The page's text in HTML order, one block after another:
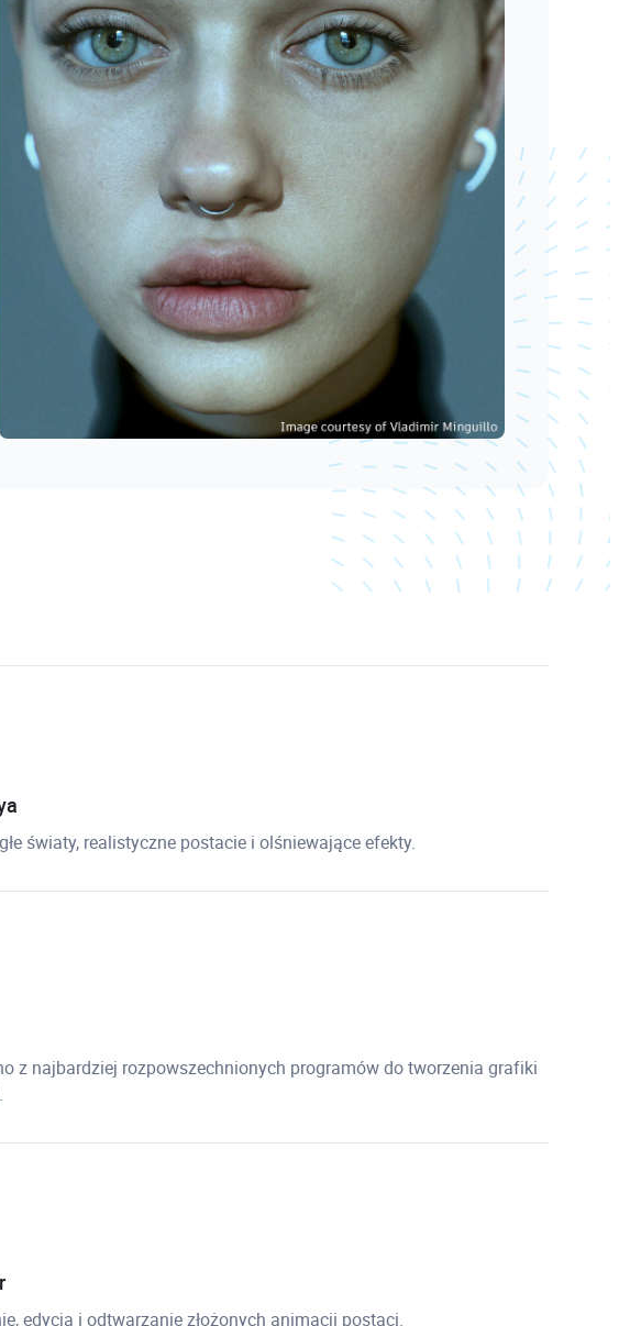
światy, realistyczne postacie i olśniewające efekty.
z najbardziej rozpowszechnionych programów do tworzenia grafiki
edycja i odtwarzanie złożonych animacji postaci.